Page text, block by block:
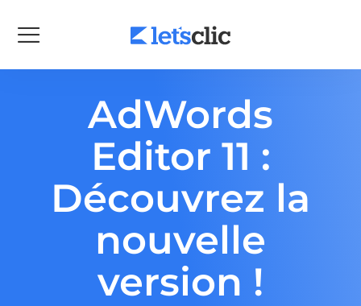
AdWords
Editor 11 :
Découvrez la
nouvelle
version !